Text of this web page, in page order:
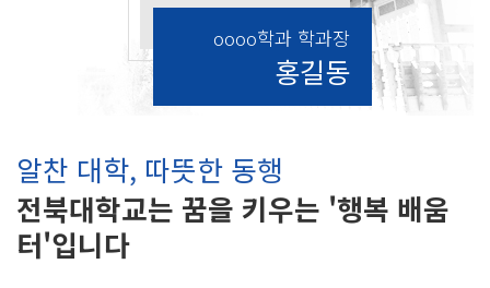
oooo학과 학과장
홍길동
알찬 대학, 따뜻한 동행
전북대학교는 꿈을 키우는 '행복 배움
터'입니다